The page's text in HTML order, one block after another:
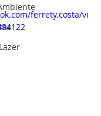
ferrety.costa/vi